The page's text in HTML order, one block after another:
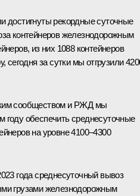
достигнуты рекордные суточные
контейнеров железнодорожным
из них 1088 контейнеров
сегодня за сутки мы отгрузили
сообществом и РЖД мы
году обеспечить среднесуточные
на уровне 4100–4300
года среднесуточный вывоз
грузами железнодорожным